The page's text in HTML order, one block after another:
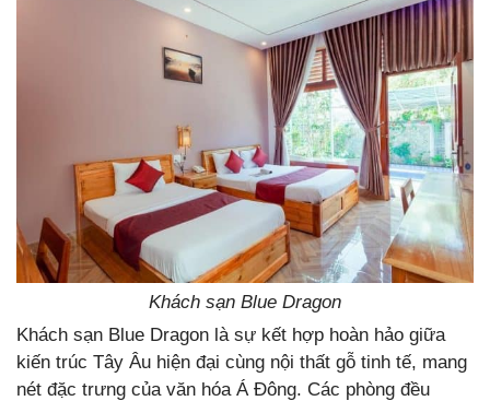
Khách sạn Blue Dragon
Khách sạn Blue Dragon là sự kết hợp hoàn hảo giữa
kiến trúc Tây Âu hiện đại cùng nội thất gỗ tinh tế, mang
nét đặc trưng của văn hóa Á Đông. Các phòng đều